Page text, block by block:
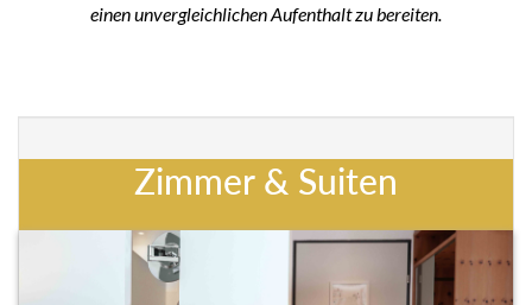
einen unvergleichlichen Aufenthalt zu bereiten.
Zimmer & Suiten